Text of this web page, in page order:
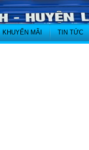
KHUYẾN MÃI TIN TỨC